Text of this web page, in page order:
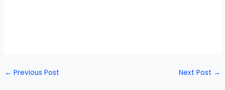
← Previous Post Next Post →